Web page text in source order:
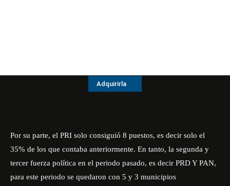
Adquirirla
Por su parte, el PRI solo consiguió 8 puestos, es decir solo el
35% de los que contaba anteriormente. En tanto, la segunda y
tercer fuerza política en el periodo pasado, es decir PRD Y PAN,
para este periodo se quedaron con 5 y 3 municipios